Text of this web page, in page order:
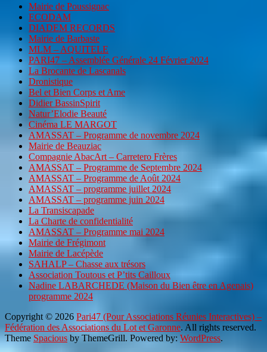
Mairie de Poussignac
ECODAM
DIADEM RECORDS
Mairie de Barbaste
MLM – AQUITELE
PARI47 – Assemblée Générale 24 Février 2024
La Brocante de Lascanals
Dronistique
Bel et Bien Corps et Ame
Didier BassinSpirit
Natur’Elodie Beauté
Cinéma LE MARGOT
AMASSAT – Programme de novembre 2024
Mairie de Beauziac
Compagnie AbacArt – Carretero Frères
AMASSAT – Programme de Septembre 2024
AMASSAT – Programme de Août 2024
AMASSAT – programme juillet 2024
AMASSAT – programme juin 2024
La Transiscapade
La Charte de confidentialité
AMASSAT – Programme mai 2024
Mairie de Frégimont
Mairie de Lacépède
SAHALP – Chasse aux trésors
Association Toutous et P’tits Cailloux
Nadine LABARCHEDE (Maison du Bien être en Agenais)
programme 2024
Copyright © 2026 Pari47 (Pour Associations Réunies Interactives) –
Fédération des Associations du Lot et Garonne. All rights reserved.
Theme Spacious by ThemeGrill. Powered by: WordPress.